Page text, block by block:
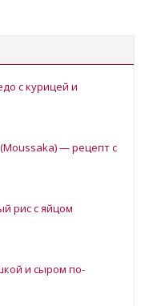
с курицей и
— рецепт с
рис с яйцом
и сыром по-